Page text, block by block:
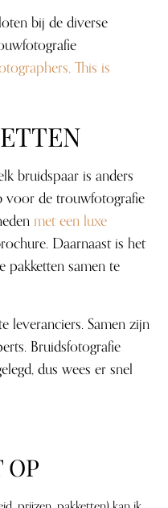
bij de diverse
This is
bruidspaar is anders
voor de trouwfotografie
met een luxe
Daarnaast is het
samen te
leveranciers. Samen zijn
Bruidsfotografie
dus wees er snel
OP